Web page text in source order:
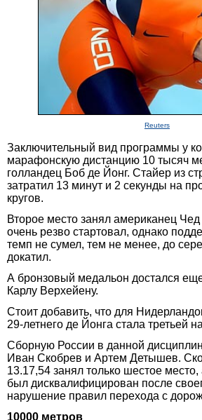
Reuters
Заключительный вид программы у
марафонскую дистанцию 10 тысяч
голландец Боб де Йонг. Стайер из
затратил 13 минут и 2 секунды на
кругов.
Второе место занял американец
очень резво стартовал, однако
темп не сумел, тем не менее, до
докатил.
А бронзовый медальон достался
Карлу Верхейену.
Стоит добавить, что для
29-летнего де Йонга стала третьей
Сборную России в данной
Иван Скобрев и Артем Детышев.
13.17,54 занял только шестое
был дисквалифицирован после
нарушение правил перехода с
10000 метров